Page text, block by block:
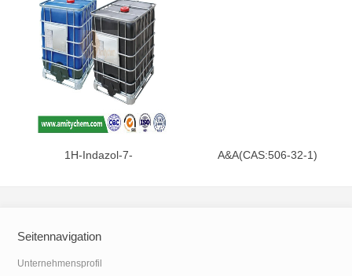
1H-Indazol-7-
A&A(CAS:506-32-1)
Seitennavigation
Unternehmensprofil